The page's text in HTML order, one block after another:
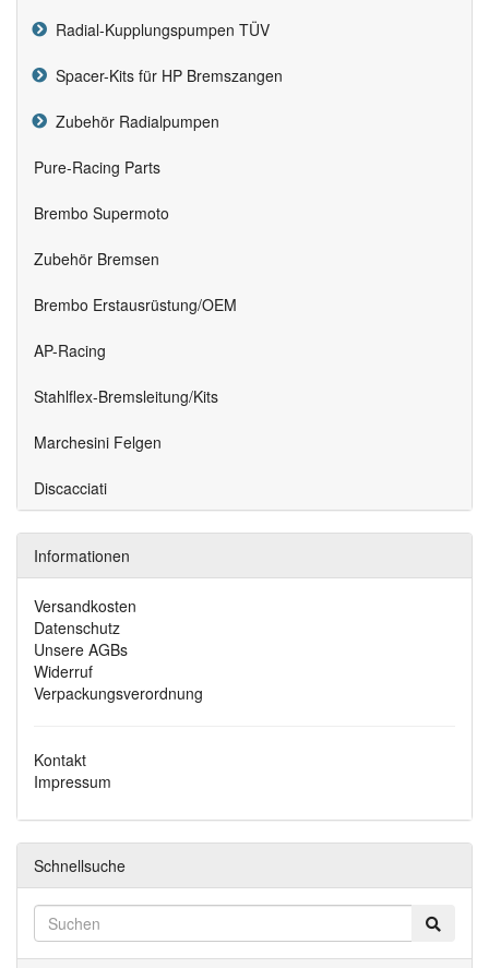
Radial-Kupplungspumpen TÜV
Spacer-Kits für HP Bremszangen
Zubehör Radialpumpen
Pure-Racing Parts
Brembo Supermoto
Zubehör Bremsen
Brembo Erstausrüstung/OEM
AP-Racing
Stahlflex-Bremsleitung/Kits
Marchesini Felgen
Discacciati
Informationen
Versandkosten
Datenschutz
Unsere AGBs
Widerruf
Verpackungsverordnung
Kontakt
Impressum
Schnellsuche